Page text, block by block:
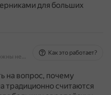
для больших
На основе источников, возможны неточности
Как это работает?
на вопрос, почему
традиционно считаются